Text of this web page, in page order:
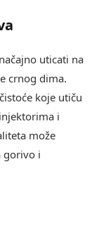
uticati na
crnog dima.
koje utiču
i
može
gorivo i